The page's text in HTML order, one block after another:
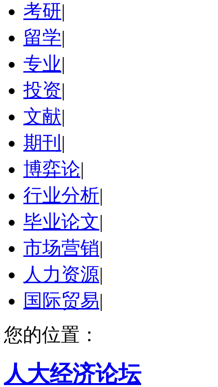
考研|
留学|
专业|
投资|
文献|
期刊 |
博弈论|
行业分析|
毕业论文|
市场营销|
人力资源|
国际贸易|
您的位置：
人大经济论坛